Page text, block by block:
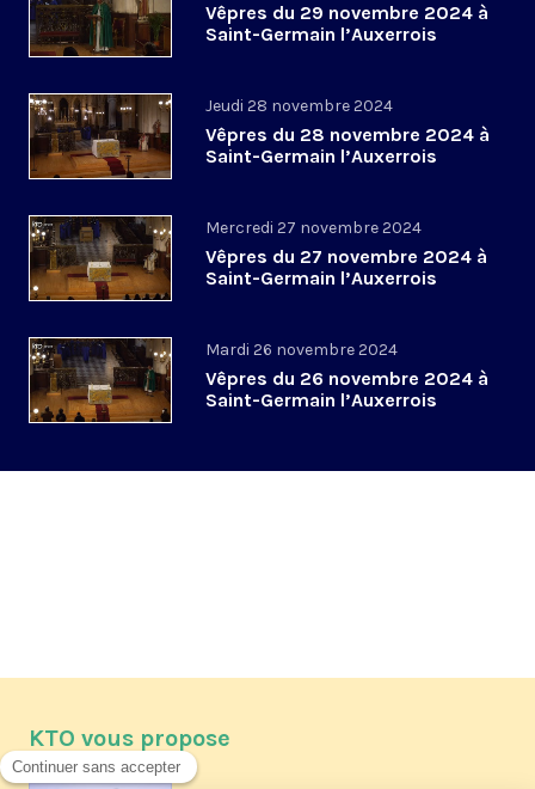
Vêpres du 29 novembre 2024 à
Saint-Germain l’Auxerrois
Jeudi 28 novembre 2024
Vêpres du 28 novembre 2024 à
Saint-Germain l’Auxerrois
Mercredi 27 novembre 2024
Vêpres du 27 novembre 2024 à
Saint-Germain l’Auxerrois
Mardi 26 novembre 2024
Vêpres du 26 novembre 2024 à
Saint-Germain l’Auxerrois
KTO vous propose